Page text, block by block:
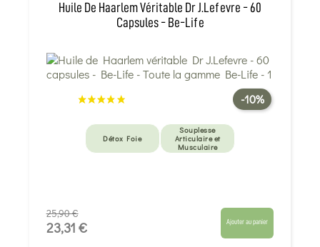
Huile De Haarlem Véritable Dr J.Lefevre - 60
Capsules - Be-Life
-10%
Détox Foie
Souplesse
Articulaire et
Musculaire
25,90 €
23,31 € Ajouter au panier